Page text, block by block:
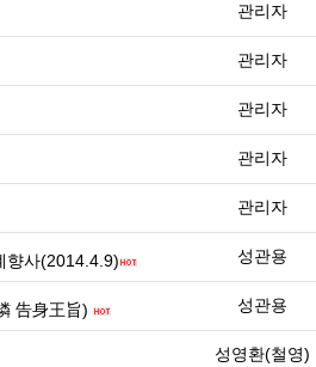
관리자
관리자
관리자
관리자
관리자
향사(2014.4.9) 성관용
告身王旨) 성관용
성영환(철영)